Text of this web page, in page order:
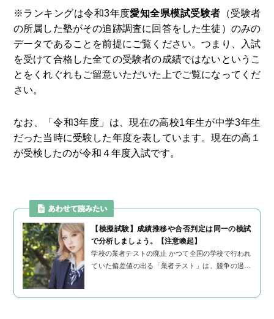
※ランキングは令和3年度愛知全県模試受験者 （受験者
の所属した塾がその追跡調査に回答をした生徒）のみの
データであることを前提にご覧ください。つまり、入試
を受けて合格した全ての受験者の成績ではないというこ
とをくれぐれもご留意いただいた上でご覧になってくだ
さい。
なお、「令和3年度」は、現在の高校1年生が中学3年生
だった当時に受験した年度を表しています。現在の高１
が受検したのが令和４年度入試です。
【模擬試験】成績推移や合否判定は同一の模試
で分析しましょう。【注意喚起】
学校の業者テストの廃止 かつて全国の学校で行われ
ていた偏差値の出る「業者テスト」は、競争の過熱